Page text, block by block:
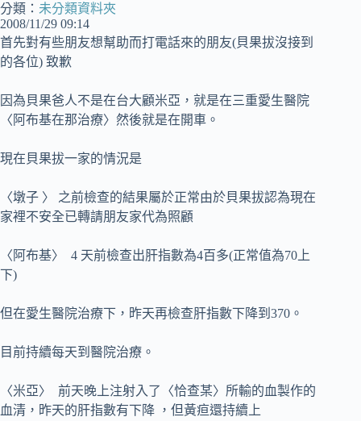
分類： 未分類資料夾
2008/11/29 09:14
首先對有些朋友想幫助而打電話來的朋友(貝果拔沒接到
的各位) 致歉
因為貝果爸人不是在台大顧米亞，就是在三重愛生醫院
〈阿布基在那治療〉然後就是在開車。
現在貝果拔一家的情況是
〈墩子 〉 之前檢查的結果屬於正常由於貝果拔認為現在
家裡不安全已轉請朋友家代為照顧
〈阿布基〉 4 天前檢查出肝指數為4百多(正常值為70上
下)
但在愛生醫院治療下，昨天再檢查肝指數下降到370。
目前持續每天到醫院治療。
〈米亞〉 前天晚上注射入了〈恰查某〉所輸的血製作的
血清，昨天的肝指數有下降 ，但黃疸還持續上